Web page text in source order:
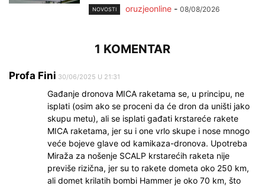
NOVOSTI oruzjeonline - 08/08/2026
1 KOMENTAR
Profa Fini 30/06/2025 U 21:31
Gađanje dronova MICA raketama se, u principu, ne
isplati (osim ako se proceni da će dron da uništi jako
skupu metu), ali se isplati gađati krstareće rakete
MICA raketama, jer su i one vrlo skupe i nose mnogo
veće bojeve glave od kamikaza-dronova. Upotreba
Miraža za nošenje SCALP krstarećih raketa nije
previše rizična, jer su to rakete dometa oko 250 km,
ali domet krilatih bombi Hammer je oko 70 km, što